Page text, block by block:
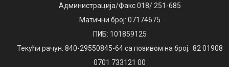
Администрација/Факс 018/ 251-685
Матични број: 07174675
ПИБ: 101859125
Текући рачун: 840-29550845-64 са позивом на број: 82 01908
0701 733121 00